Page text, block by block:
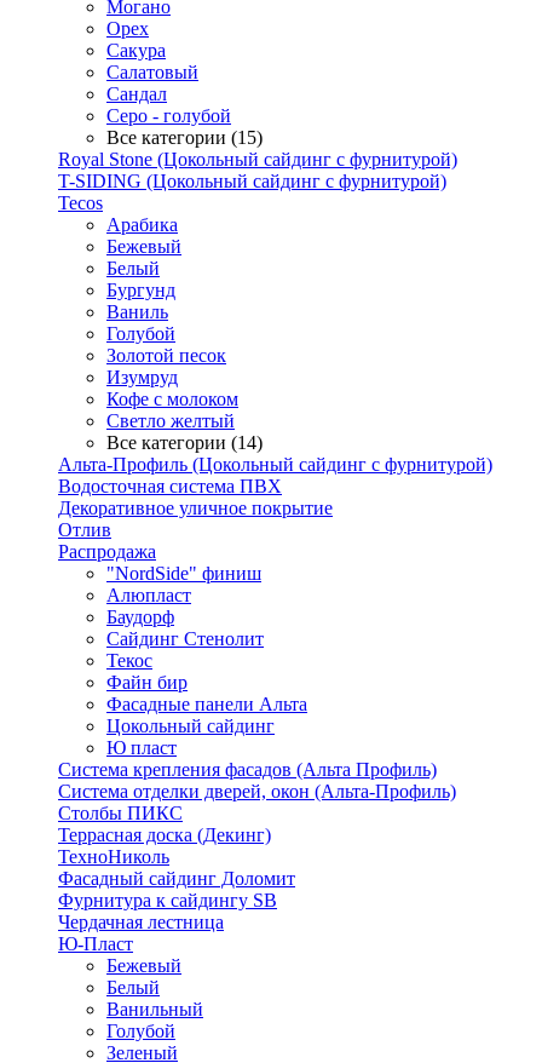
Могано
Орех
Сакура
Салатовый
Сандал
Серо - голубой
Все категории (15)
Royal Stone (Цокольный сайдинг с фурнитурой)
T-SIDING (Цокольный сайдинг с фурнитурой)
Tecos
Арабика
Бежевый
Белый
Бургунд
Ваниль
Голубой
Золотой песок
Изумруд
Кофе с молоком
Светло желтый
Все категории (14)
Альта-Профиль (Цокольный сайдинг с фурнитурой)
Водосточная система ПВХ
Декоративное уличное покрытие
Отлив
Распродажа
"NordSide" финиш
Алюпласт
Баудорф
Сайдинг Стенолит
Текос
Файн бир
Фасадные панели Альта
Цокольный сайдинг
Ю пласт
Система крепления фасадов (Альта Профиль)
Система отделки дверей, окон (Альта-Профиль)
Столбы ПИКС
Террасная доска (Декинг)
ТехноНиколь
Фасадный сайдинг Доломит
Фурнитура к сайдингу SB
Чердачная лестница
Ю-Пласт
Бежевый
Белый
Ванильный
Голубой
Зеленый